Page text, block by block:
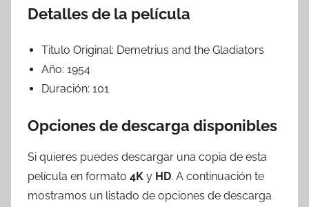
Detalles de la película
Titulo Original: Demetrius and the Gladiators
Año: 1954
Duración: 101
Opciones de descarga disponibles
Si quieres puedes descargar una copia de esta
película en formato 4K y HD. A continuación te
mostramos un listado de opciones de descarga